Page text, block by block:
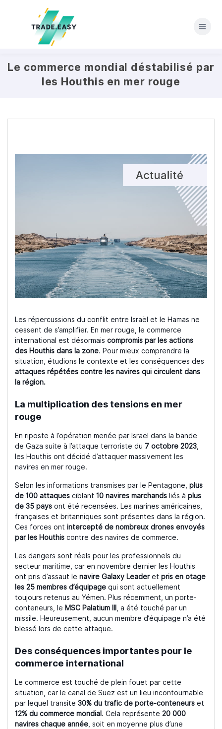
Le commerce mondial déstabilisé par
les Houthis en mer rouge
Les répercussions du conflit entre Israël et le Hamas ne
cessent de s’amplifier. En mer rouge, le commerce
international est désormais compromis par les actions
des Houthis dans la zone. Pour mieux comprendre la
situation, étudions le contexte et les conséquences des
attaques répétées contre les navires qui circulent dans
la région.
La multiplication des tensions en mer
rouge
En riposte à l’opération menée par Israël dans la bande
de Gaza suite à l’attaque terroriste du 7 octobre 2023,
les Houthis ont décidé d’attaquer massivement les
navires en mer rouge.
Selon les informations transmises par le Pentagone, plus
de 100 attaques ciblant 10 navires marchands liés à plus
de 35 pays ont été recensées. Les marines américaines,
françaises et britanniques sont présentes dans la région.
Ces forces ont intercepté de nombreux drones envoyés
par les Houthis contre des navires de commerce.
Les dangers sont réels pour les professionnels du
secteur maritime, car en novembre dernier les Houthis
ont pris d’assaut le navire Galaxy Leaderet pris en otage
les 25 membres d’équipage qui sont actuellement
toujours retenus au Yémen. Plus récemment, un porte-
conteneurs, le MSC Palatium III , a été touché par un
missile. Heureusement, aucun membre d’équipage n’a été
blessé lors de cette attaque.
Des conséquences importantes pour le
commerce international
Le commerce est touché de plein fouet par cette
situation, car le canal de Suez est un lieu incontournable
par lequel transite 30% du trafic de porte-conteneurs et
12% du commerce mondial . Cela représente 20 000
navires chaque année, soit en moyenne plus d’une